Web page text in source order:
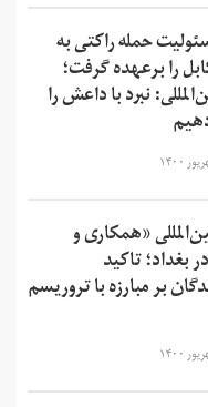
حمله راکتی به
را برعهده گرفت؛
نبرد با داعش را
«‌همکاری و
بغداد؛ تاکید
بر مبارزه با تروریسم